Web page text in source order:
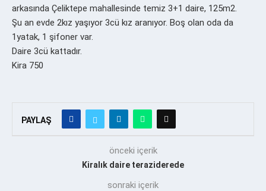
arkasında Çeliktepe mahallesinde temiz 3+1 daire, 125m2.
Şu an evde 2kız yaşıyor 3cü kız aranıyor. Boş olan oda da
1yatak, 1 şifoner var.
Daire 3cü kattadır.
Kira 750
PAYLAŞ
önceki içerik
Kiralık daire teraziderede
sonraki içerik